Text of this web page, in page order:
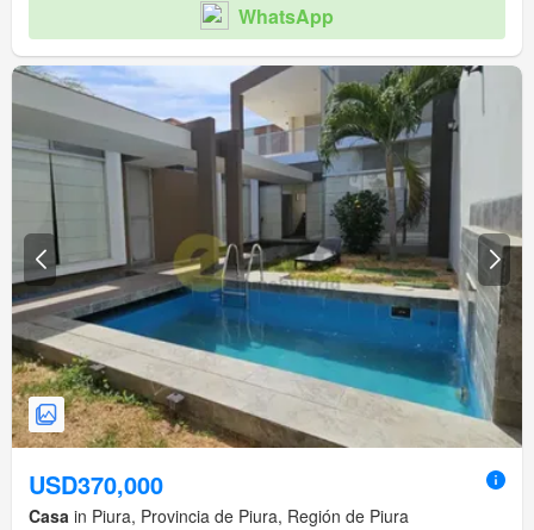
WhatsApp
USD370,000
Casa in Piura, Provincia de Piura, Región de Piura